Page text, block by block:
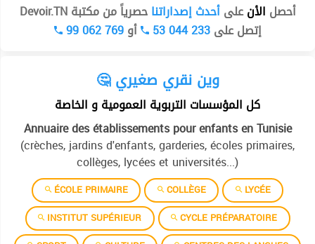
أحصل الأنعلىأحدث إصداراتناحصرياً من مكتبة Devoir.TN
إتصل على53 044 233 أو99 062 769
🤔 وين نقري صغيري
كل المؤسسات التربوية العمومية و الخاصة
Annuaire des établissements pour enfants en Tunisie
(crèches, jardins d'enfants, garderies, écoles primaires,
collèges, lycées et universités...)
ÉCOLE PRIMAIRE COLLÈGE
LYCÉE
INSTITUT SUPÉRIEUR
CYCLE PRÉPARATOIRE